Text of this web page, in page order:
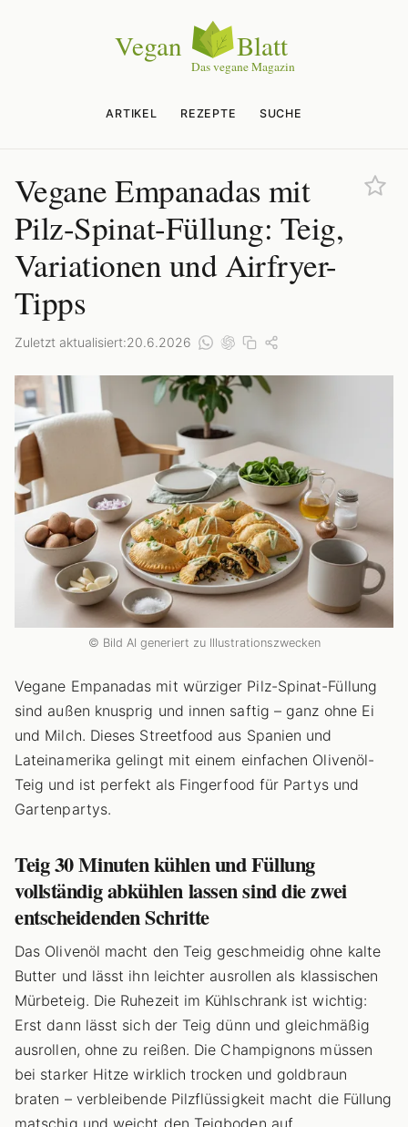
ARTIKEL REZEPTE SUCHE
Vegane Empanadas mit
Pilz-Spinat-Füllung: Teig,
Variationen und Airfryer-
Tipps
Zuletzt aktualisiert:20.6.2026
© Bild AI generiert zu Illustrationszwecken
Vegane Empanadas mit würziger Pilz-Spinat-Füllung
sind außen knusprig und innen saftig – ganz ohne Ei
und Milch. Dieses Streetfood aus Spanien und
Lateinamerika gelingt mit einem einfachen Olivenöl-
Teig und ist perfekt als Fingerfood für Partys und
Gartenpartys.
Teig 30 Minuten kühlen und Füllung
vollständig abkühlen lassen sind die zwei
entscheidenden Schritte
Das Olivenöl macht den Teig geschmeidig ohne kalte
Butter und lässt ihn leichter ausrollen als klassischen
Mürbeteig. Die Ruhezeit im Kühlschrank ist wichtig:
Erst dann lässt sich der Teig dünn und gleichmäßig
ausrollen, ohne zu reißen. Die Champignons müssen
bei starker Hitze wirklich trocken und goldbraun
braten – verbleibende Pilzflüssigkeit macht die Füllung
matschig und weicht den Teigboden auf.